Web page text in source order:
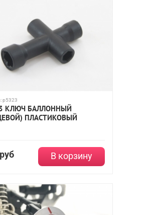
p5323
КЛЮЧ БАЛЛОННЫЙ
ПЛАСТИКОВЫЙ
руб В корзину